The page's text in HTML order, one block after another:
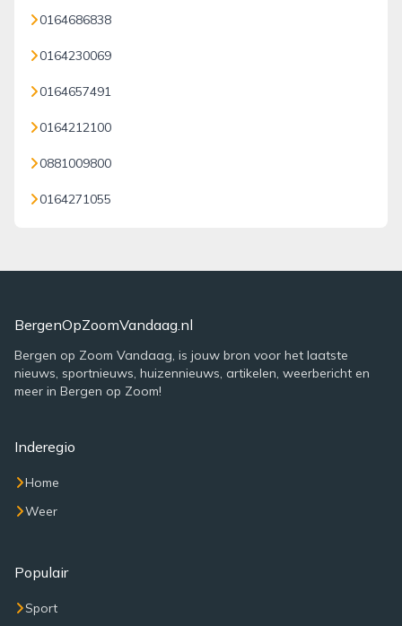
0164686838
0164230069
0164657491
0164212100
0881009800
0164271055
BergenOpZoomVandaag.nl
Bergen op Zoom Vandaag, is jouw bron voor het laatste
nieuws, sportnieuws, huizennieuws, artikelen, weerbericht en
meer in Bergen op Zoom!
Inderegio
Home
Weer
Populair
Sport